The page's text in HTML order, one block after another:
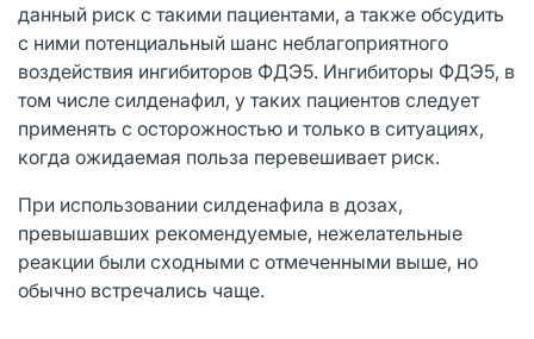
данный риск с такими пациентами, а также обсудить
с ними потенциальный шанс неблагоприятного
воздействия ингибиторов ФДЭ5. Ингибиторы ФДЭ5, в
том числе силденафил, у таких пациентов следует
применять с осторожностью и только в ситуациях,
когда ожидаемая польза перевешивает риск.
При использовании силденафила в дозах,
превышавших рекомендуемые, нежелательные
реакции были сходными с отмеченными выше, но
обычно встречались чаще.